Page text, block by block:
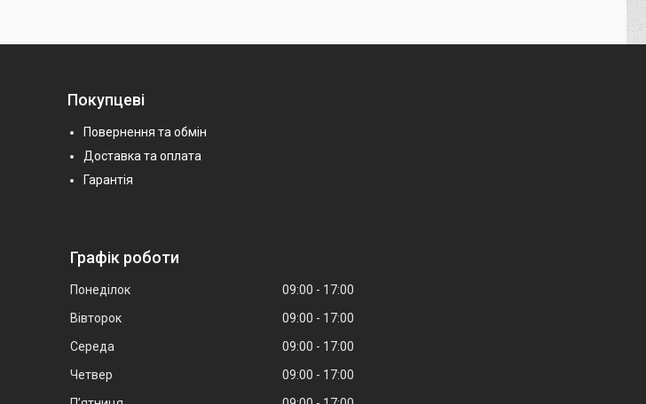
Покупцеві
Повернення та обмін
Доставка та оплата
Гарантія
Графік роботи
Понеділок 09:00
17:00
Вівторок
09:00
17:00
Середа
09:00
17:00
Четвер
09:00
17:00